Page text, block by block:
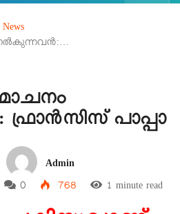
പാപ്പാ
Admin
0 768 1 minute read